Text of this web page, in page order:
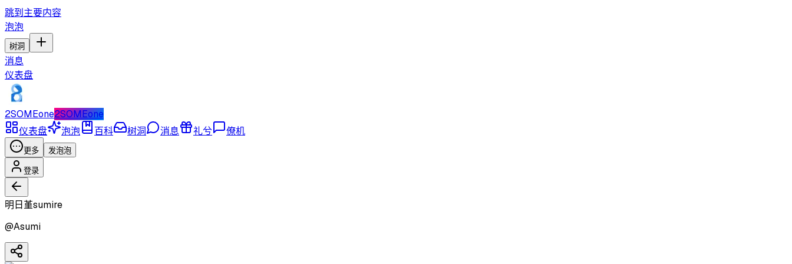
跳到主要内容
泡泡
树洞
消息
仪表盘
2SOMEone2SOMEone
仪表盘
泡泡 百科 树洞 消息 礼兮 僚机
更多 发泡泡
登录
明日堇sumire
@Asumi